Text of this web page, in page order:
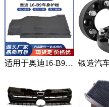
适用于奥迪16-B9车身汽车配件一站式供应品质可靠车身护板可定制 2套